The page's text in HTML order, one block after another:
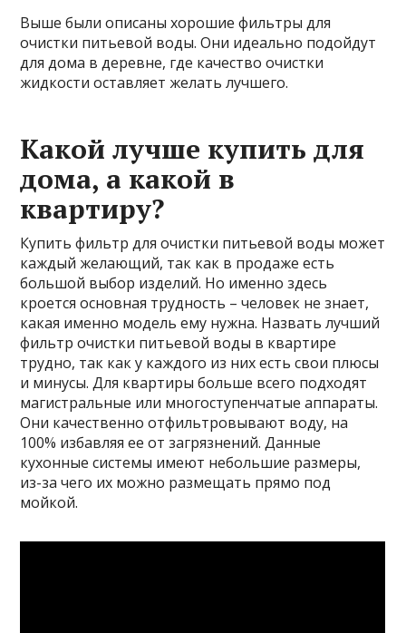
Выше были описаны хорошие фильтры для
очистки питьевой воды. Они идеально подойдут
для дома в деревне, где качество очистки
жидкости оставляет желать лучшего.
Какой лучше купить для
дома, а какой в
квартиру?
Купить фильтр для очистки питьевой воды может
каждый желающий, так как в продаже есть
большой выбор изделий. Но именно здесь
кроется основная трудность – человек не знает,
какая именно модель ему нужна. Назвать лучший
фильтр очистки питьевой воды в квартире
трудно, так как у каждого из них есть свои плюсы
и минусы. Для квартиры больше всего подходят
магистральные или многоступенчатые аппараты.
Они качественно отфильтровывают воду, на
100% избавляя ее от загрязнений. Данные
кухонные системы имеют небольшие размеры,
из-за чего их можно размещать прямо под
мойкой.